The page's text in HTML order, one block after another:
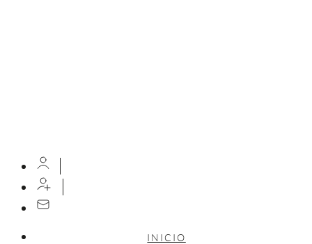
INICIO